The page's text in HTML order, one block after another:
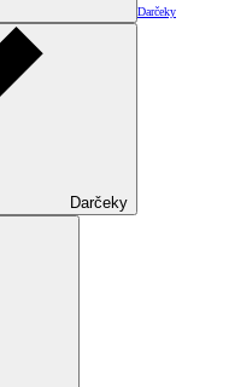
Darčeky
Darčeky